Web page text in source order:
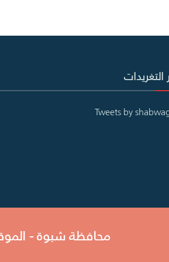
التغريدات
Tweets by
محافظة شبوة -